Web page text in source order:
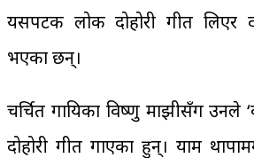
यसपटक लोक दोहोरी गीत लिएर
भएका छन्।
चर्चित गायिका विष्णु माझीसँग उनले
दोहोरी गीत गाएका हुन्। याम